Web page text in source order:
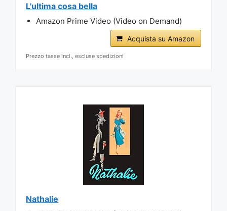
L'ultima cosa bella
Amazon Prime Video (Video on Demand)
Acquista su Amazon
Prezzo tasse incl., escluse spedizioni
Nathalie